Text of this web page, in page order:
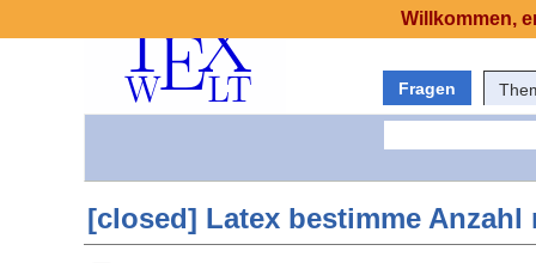
Fragen
[closed] Latex bestimme Anzahl
Willkommen,